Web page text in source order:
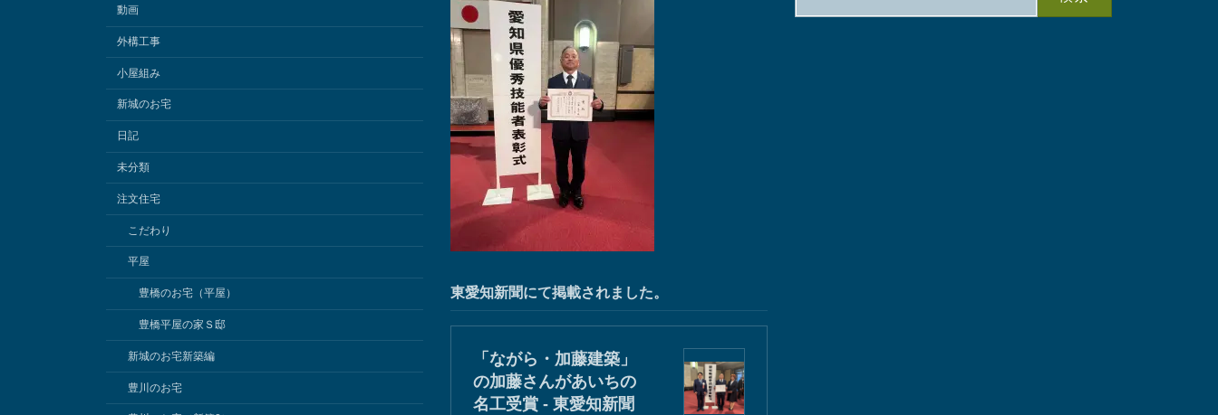
動画
外構工事
小屋組み
新城のお宅
日記
未分類
注文住宅
こだわり
平屋
豊橋のお宅（平屋）
豊橋平屋の家Ｓ邸
新城のお宅新築編
豊川のお宅
東愛知新聞にて掲載されました。
「ながら・加藤建築」
の加藤さんがあいちの
名工受賞 - 東愛知新聞